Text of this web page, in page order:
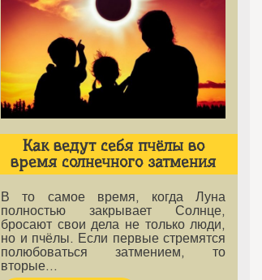
Как ведут себя пчёлы во
время солнечного затмения
В то самое время, когда Луна
полностью закрывает Солнце,
бросают свои дела не только люди,
но и пчёлы. Если первые стремятся
полюбоваться затмением, то
вторые…